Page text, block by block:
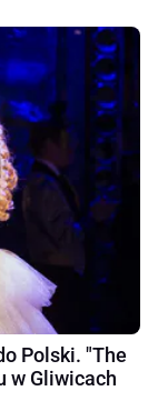
Polski. "The
w Gliwicach